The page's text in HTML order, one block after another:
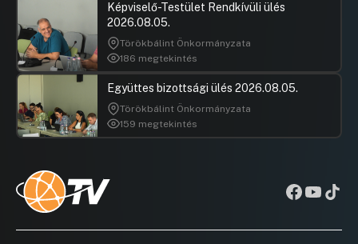
Képviselő-Testület Rendkívüli ülés
2026.08.05.
Törökbálint Önkormányzata
186 megtekintés
Együttes bizottsági ülés 2026.08.05.
Törökbálint Önkormányzata
159 megtekintés